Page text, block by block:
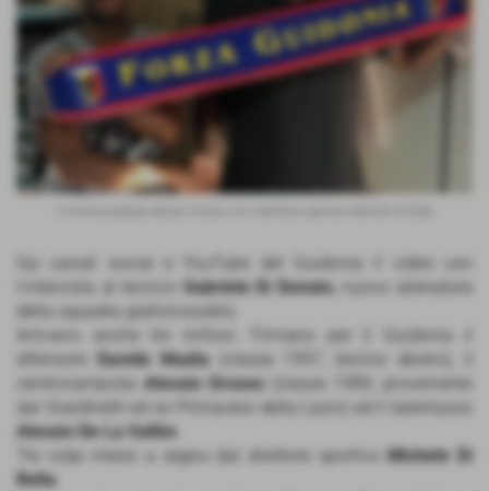
Sui canali social e YouTube del Guidonia il video con
l'intervista al tecnico
Gabriele Di Donato , nuovo allenatore
della squadra giallorossoblù.
Arrivano anche tre rinforzi. Firmano per il Guidonia il
Davide Madia(classe 1997, terzino destro), il
centrocampista
Alessio Grosso (classe 1989, proveniente
dal Giardinetti ed ex Primavera della Lazio) ed il talentuoso
Alessio De La Vallèe
Tre colpi messi a segno dal direttore sportivo Michele Di
Rella